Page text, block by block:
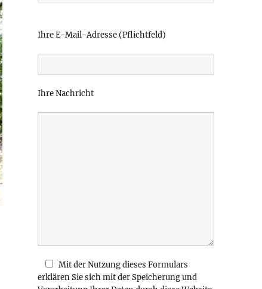
i
e
a
l
e
Ihre E-Mail-Adresse (Pflichtfeld)
Ihre Nachricht
Mit der Nutzung dieses Formulars
erklären Sie sich mit der Speicherung und